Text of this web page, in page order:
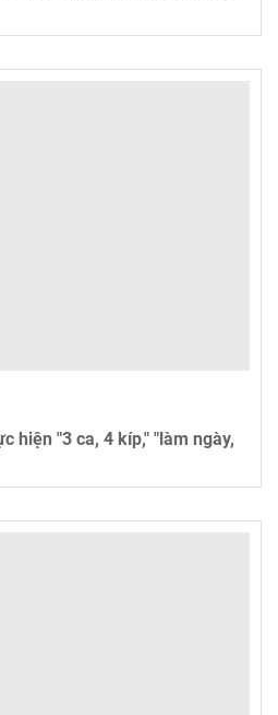
hiện "3 ca, 4 kíp," "làm ngày,